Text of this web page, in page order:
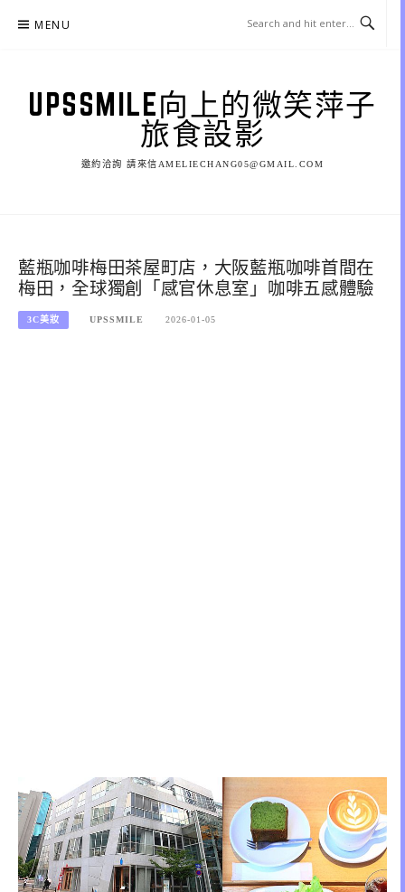
MENU
UPSSMILE向上的微笑萍子
旅食設影
邀約洽詢 請來信AMELIECHANG05@GMAIL.COM
藍瓶咖啡梅田茶屋町店，大阪藍瓶咖啡首間在
梅田，全球獨創「感官休息室」咖啡五感體驗
3C美妝 UPSSMILE 2026-01-05